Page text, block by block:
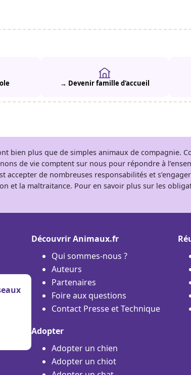
→ Devenir famille d'accueil
bien plus que de simples animaux de compagnie.
de vie comptent sur nous pour répondre à
accepter de nombreuses responsabilités et
et la maltraitance. Pour en savoir plus sur les
Découvrir Animaux.fr
Qui sommes-nous ?
Auteurs
Partenaires
Foire aux questions
Contact Presse et Technique
Adopter
Adopter un chien
Adopter un chiot